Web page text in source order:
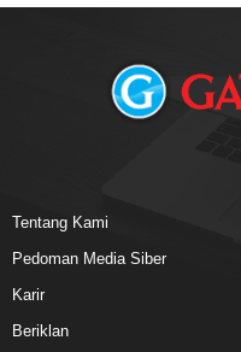
Tentang Kami
Pedoman Media Siber
Karir
Beriklan